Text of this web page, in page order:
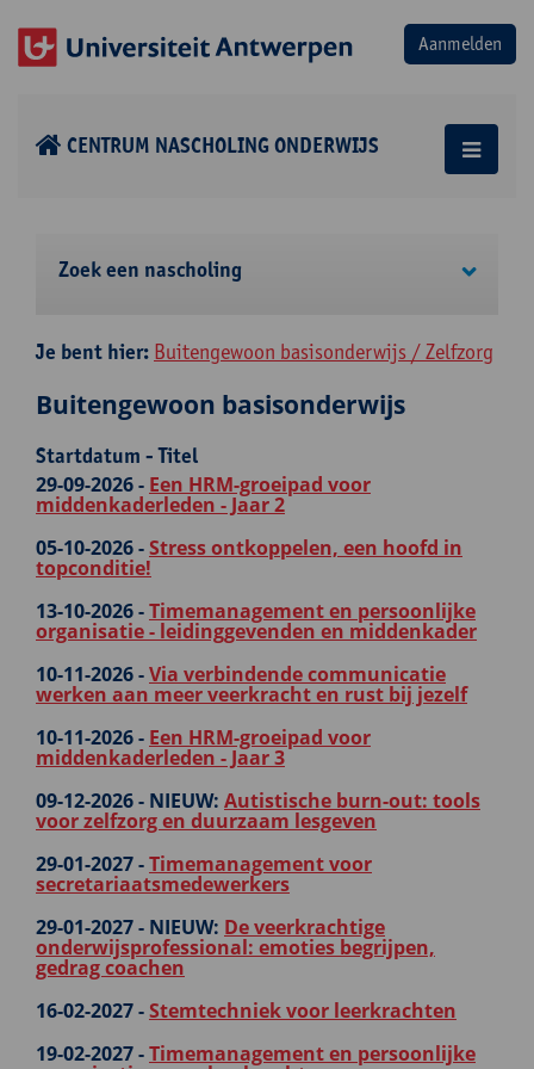
CENTRUM NASCHOLING ONDERWIJS
Zoek een nascholing
Je bent hier: Buitengewoon basisonderwijs / Zelfzorg
Buitengewoon basisonderwijs
Startdatum - Titel
29-09-2026 - Een HRM-groeipad voor
middenkaderleden - Jaar 2
05-10-2026 -Stress ontkoppelen, een hoofd in
topconditie!
13-10-2026 -Timemanagement en persoonlijke
organisatie - leidinggevenden en middenkader
10-11-2026 -Via verbindende communicatie
werken aan meer veerkracht en rust bij jezelf
10-11-2026 - Een HRM-groeipad voor
middenkaderleden - Jaar 3
09-12-2026 - NIEUW: Autistische burn-out: tools
voor zelfzorg en duurzaam lesgeven
29-01-2027 -Timemanagement voor
secretariaatsmedewerkers
29-01-2027 - NIEUW: De veerkrachtige
onderwijsprofessional: emoties begrijpen,
gedrag coachen
16-02-2027 -Stemtechniek voor leerkrachten
19-02-2027 -Timemanagement en persoonlijke